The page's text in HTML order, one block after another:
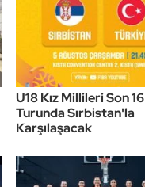
U18 Kız Millileri Son 16
Turunda Sırbistan'la
Karşılaşacak